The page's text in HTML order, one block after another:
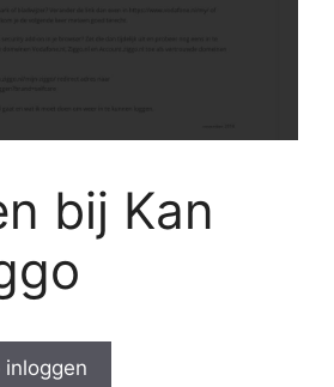
bij Kan
inloggen